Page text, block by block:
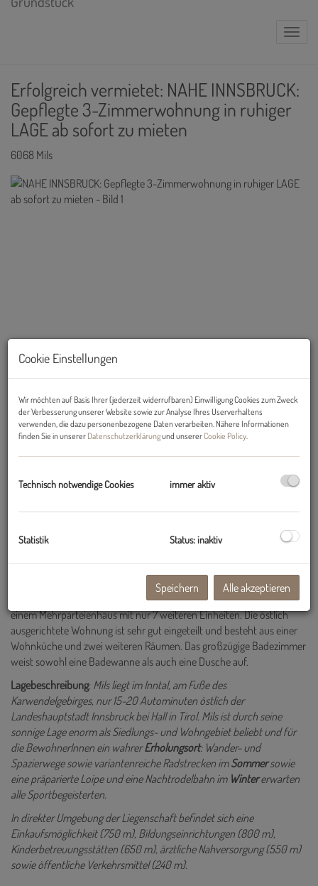
Erfolgreich vermietet: NAHE INNSBRUCK:
Gepflegte 3-Zimmerwohnung in ruhiger
LAGE ab sofort zu mieten
6068 Mils
AB SOFORT: Gemütliche 3-Zimmerwohnung in perfekter Lage zu
Das Mietobjekt befindet sich in der Milser-Heide-Straße 47 in Mils in
einem Mehrparteienhaus mit nur 7 weiteren Einheiten. Die östlich
ausgerichtete Wohnung ist sehr gut eingeteilt und besteht aus einer
Wohnküche und zwei weiteren Räumen. Das großzügige Badezimmer
weist sowohl eine Badewanne als auch eine Dusche auf.
Lagebeschreibung: Mils liegt im Inntal, am Fuße des
Karwendelgebirges, nur 15-20 Autominuten östlich der
Landeshauptstadt Innsbruck bei Hall in Tirol. Mils ist durch seine
sonnige Lage enorm als Siedlungs- und Wohngebiet beliebt und für
die BewohnerInnen ein wahrerErholungsort: Wander- und
Spazierwege sowie variantenreiche Radstrecken imSommersowie
eine präparierte Loipe und eine Nachtrodelbahn im Wintererwarten
alle Sportbegeisterten.
In direkter Umgebung der Liegenschaft befindet sich eine
Einkaufsmöglichkeit (750 m), Bildungseinrichtungen (800 m),
Kinderbetreuungsstätten (650 m), ärztliche Nahversorgung (550 m)
sowie öffentliche Verkehrsmittel (240 m).
Cookie Einstellungen
Wir möchten auf Basis Ihrer (jederzeit widerrufbaren) Einwilligung Cookies zum Zweck
der Verbesserung unserer Website sowie zur Analyse Ihres Userverhaltens
verwenden, die dazu personenbezogene Daten verarbeiten. Nähere Informationen
finden Sie in unserer Datenschutzerklärungund unsererCookie Policy
Technisch notwendige Cookies immer aktiv
Statistik Status: inaktiv
Speichern Alle akzeptieren